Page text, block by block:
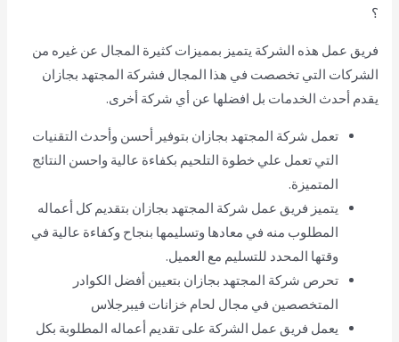
؟
فريق عمل هذه الشركة يتميز بمميزات كثيرة المجال عن غيره من
الشركات التي تخصصت في هذا المجال فشركة المجتهد بجازان
يقدم أحدث الخدمات بل افضلها عن أي شركة أخرى.
تعمل شركة المجتهد بجازان بتوفير أحسن وأحدث التقنيات
التي تعمل علي خطوة التلحيم بكفاءة عالية واحسن النتائج
المتميزة.
يتميز فريق عمل شركة المجتهد بجازان بتقديم كل أعماله
المطلوب منه في معادها وتسليمها بنجاح وكفاءة عالية في
وقتها المحدد للتسليم مع العميل.
تحرص شركة المجتهد بجازان بتعيين أفضل الكوادر
المتخصصين في مجال لحام خزانات فيبرجلاس
يعمل فريق عمل الشركة على تقديم أعماله المطلوبة بكل